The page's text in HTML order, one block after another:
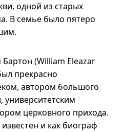
одной из старых
В семье было пятеро
(William Eleazar
прекрасно
автором большого
университетским
церковного прихода.
и как биограф